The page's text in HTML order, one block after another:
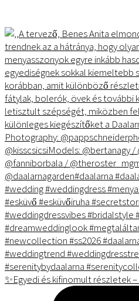
✨Egyedi és kifinomult részletek –